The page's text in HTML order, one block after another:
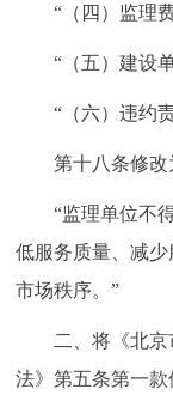
“（四）监理费
“（五）建设单
“（六）违约责
第十八条修改为
“监理单位不得
低服务质量、减
市场秩序。”
二、将《北京
法》第五条第一